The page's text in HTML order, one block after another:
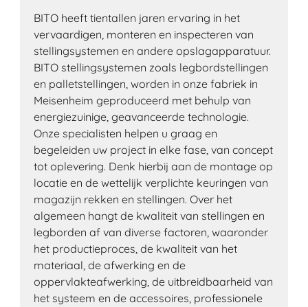
BITO heeft tientallen jaren ervaring in het
vervaardigen, monteren en inspecteren van
stellingsystemen en andere opslagapparatuur.
BITO stellingsystemen zoals legbordstellingen
en palletstellingen, worden in onze fabriek in
Meisenheim geproduceerd met behulp van
energiezuinige, geavanceerde technologie.
Onze specialisten helpen u graag en
begeleiden uw project in elke fase, van concept
tot oplevering. Denk hierbij aan de montage op
locatie en de wettelijk verplichte keuringen van
magazijn rekken en stellingen. Over het
algemeen hangt de kwaliteit van stellingen en
legborden af ​​van diverse factoren, waaronder
het productieproces, de kwaliteit van het
materiaal, de afwerking en de
oppervlakteafwerking, de uitbreidbaarheid van
het systeem en de accessoires, professionele